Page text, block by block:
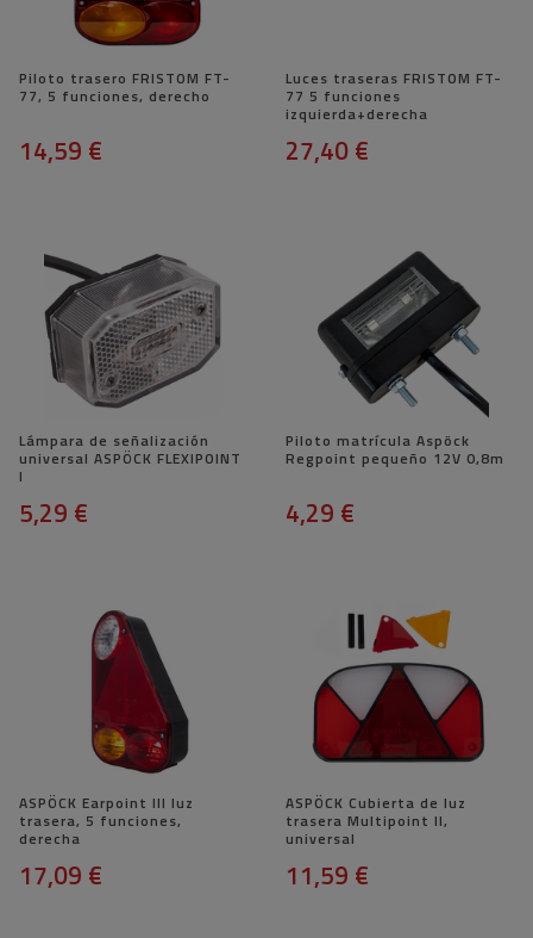
Piloto trasero FRISTOM FT-
77, 5 funciones, derecho
14,59 €
Luces traseras FRISTOM FT-
77 5 funciones
izquierda+derecha
27,40 €
Lámpara de señalización
universal ASPÖCK FLEXIPOINT
I
5,29 €
Piloto matrícula Aspöck
Regpoint pequeño 12V 0,8m
4,29 €
ASPÖCK Earpoint III luz
trasera, 5 funciones,
derecha
17,09 €
ASPÖCK Cubierta de luz
trasera Multipoint II,
universal
11,59 €